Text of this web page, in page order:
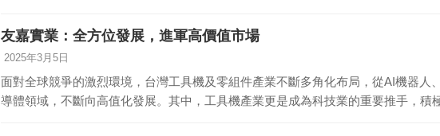
友嘉實業：全方位發展，進軍高價值市場
2025年3月5日
面對全球競爭的激烈環境，台灣工具機及零組件產業不斷多角化布局，從AI機器人
導體領域，不斷向高值化發展。其中，工具機產業更是成為科技業的重要推手，